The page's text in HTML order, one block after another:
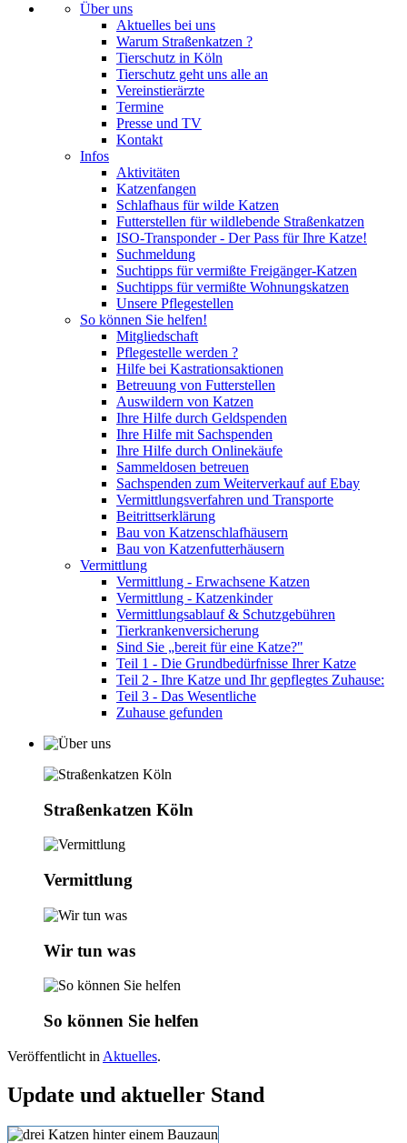
Über uns
Aktuelles bei uns
Warum Straßenkatzen ?
Tierschutz in Köln
Tierschutz geht uns alle an
Vereinstierärzte
Termine
Presse und TV
Kontakt
Infos
Aktivitäten
Katzenfangen
Schlafhaus für wilde Katzen
Futterstellen für wildlebende Straßenkatzen
ISO-Transponder - Der Pass für Ihre Katze!
Suchmeldung
Suchtipps für vermißte Freigänger-Katzen
Suchtipps für vermißte Wohnungskatzen
Unsere Pflegestellen
So können Sie helfen!
Mitgliedschaft
Pflegestelle werden ?
Hilfe bei Kastrationsaktionen
Betreuung von Futterstellen
Auswildern von Katzen
Ihre Hilfe durch Geldspenden
Ihre Hilfe mit Sachspenden
Ihre Hilfe durch Onlinekäufe
Sammeldosen betreuen
Sachspenden zum Weiterverkauf auf Ebay
Vermittlungsverfahren und Transporte
Beitrittserklärung
Bau von Katzenschlafhäusern
Bau von Katzenfutterhäusern
Vermittlung
Vermittlung - Erwachsene Katzen
Vermittlung - Katzenkinder
Vermittlungsablauf & Schutzgebühren
Tierkrankenversicherung
Sind Sie „bereit für eine Katze?"
Teil 1 - Die Grundbedürfnisse Ihrer Katze
Teil 2 - Ihre Katze und Ihr gepflegtes Zuhause:
Teil 3 - Das Wesentliche
Zuhause gefunden
Straßenkatzen Köln
Vermittlung
Wir tun was
So können Sie helfen
Veröffentlicht in Aktuelles.
Update und aktueller Stand